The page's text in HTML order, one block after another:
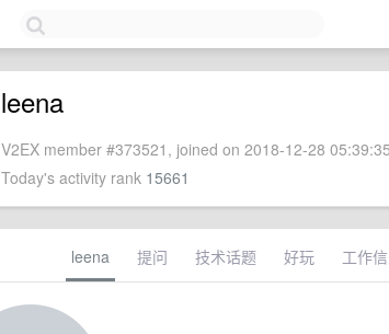
leena
V2EX member #373521, joined on 2018-12-28
Today's activity rank 15661
leena 提问 技术话题 好玩 工作